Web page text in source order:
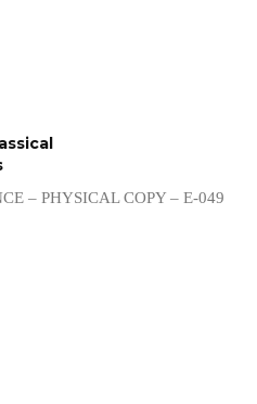
– PHYSICAL COPY – E-049